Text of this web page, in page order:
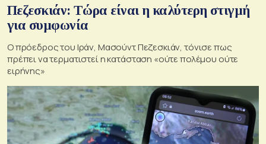
Πεζεσκιάν: Τώρα είναι η καλύτερη στιγμή
για συμφωνία
Ο πρόεδρος του Ιράν, Μασούντ Πεζεσκιάν, τόνισε πως
πρέπει να τερματιστεί η κατάσταση «ούτε πολέμου ούτε
ειρήνης»